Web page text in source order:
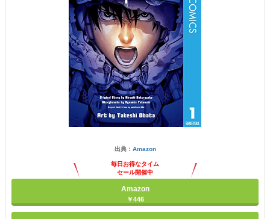
出典： Amazon
毎日お得なタイム
セール開催中
Amazon
￥446